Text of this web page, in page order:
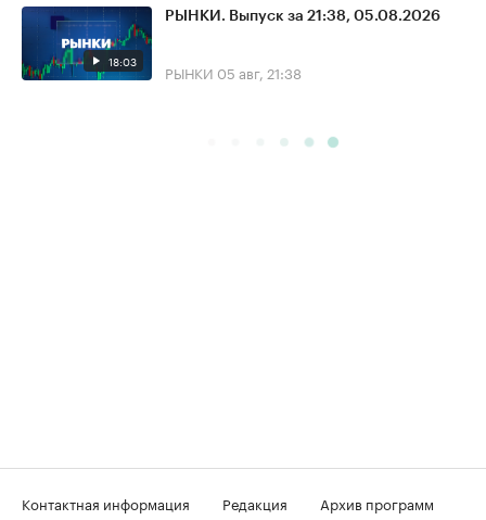
18:03
РЫНКИ. Выпуск за 21:38, 05.08.2026
РЫНКИ 05 авг, 21:38
Контактная информация Редакция
Архив программ